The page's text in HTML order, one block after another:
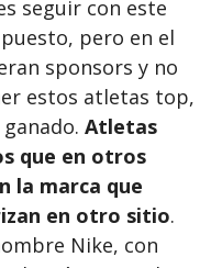
seguir con este
pero en el
sponsors y no
estos atletas top,
Atletas
que en otros
la marca que
en otro sitio.
Nike, con